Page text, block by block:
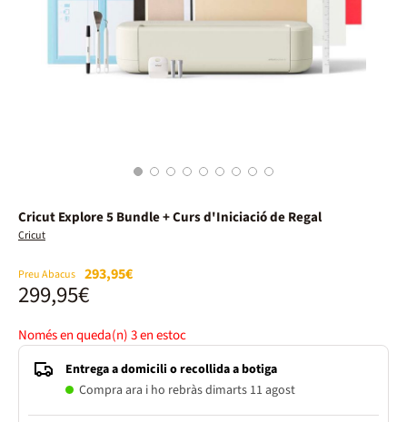
1 2 3 4 5 6 7 8 9
Cricut Explore 5 Bundle + Curs d'Iniciació de Regal
Cricut
Preu Abacus 293,95€
299,95€
Només en queda(n)3en estoc
Entrega a domicili o recollida a botiga
Compra ara i ho rebràs dimarts 11 agost